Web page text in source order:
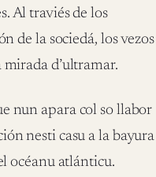
Al traviés de los
de la sociedá, los vezos
mirada d’ultramar.
nun apara col so llabor
nesti casu a la bayura
océanu atlánticu.